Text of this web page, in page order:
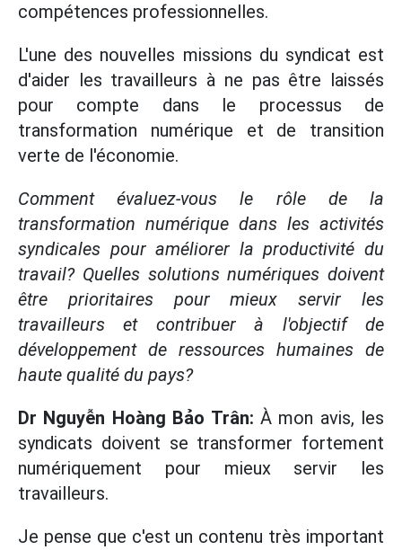
compétences professionnelles.
L'une des nouvelles missions du syndicat est
d'aider les travailleurs à ne pas être laissés
pour compte dans le processus de
transformation numérique et de transition
verte de l'économie.
Comment évaluez-vous le rôle de la
transformation numérique dans les activités
syndicales pour améliorer la productivité du
travail? Quelles solutions numériques doivent
être prioritaires pour mieux servir les
travailleurs et contribuer à l'objectif de
développement de ressources humaines de
haute qualité du pays?
Dr Nguyễn Hoàng Bảo Trân: À mon avis, les
syndicats doivent se transformer fortement
numériquement pour mieux servir les
travailleurs.
Je pense que c'est un contenu très important